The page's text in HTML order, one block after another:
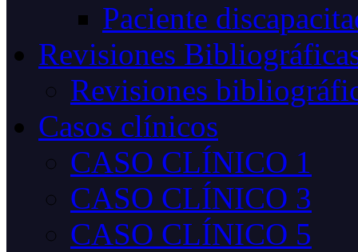
Paciente
Revisiones
Revisiones
Casos clínicos
CASO CLÍNICO 1
CASO CLÍNICO 3
CASO CLÍNICO 5